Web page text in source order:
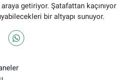
getiriyor. Şatafattan kaçınıyor
bir altyapı sunuyor.